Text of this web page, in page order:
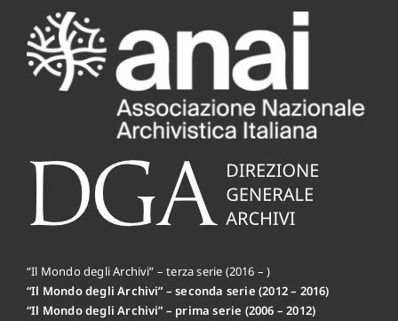
“Il Mondo degli Archivi” – terza serie (2016 – )
“Il Mondo degli Archivi” – seconda serie (2012 – 2016)
“Il Mondo degli Archivi” – prima serie (2006 – 2012)